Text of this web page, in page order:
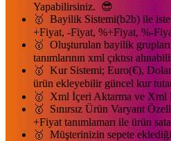
Yapabilirsiniz. 😎
🥇 Bayilik Sistemi(b2b) ile
+Fiyat, -Fiyat, %+Fiyat, %-
🥇 Oluşturulan bayilik
tanımlarının xml çıktısı
🥇 Kur Sistemi; Euro(€),
ürün ekleyebilir güncel kur
🥇 Xml İçeri Aktarma ve Xml
🥇 Sınırsız Ürün Varyant
+Fiyat tanımlamarı ile ürün
🥇 Müşterinizin sepete